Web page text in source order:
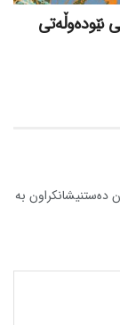
فێستیڤاڵی نێودەوڵەتی
دەستنیشانکراون بە